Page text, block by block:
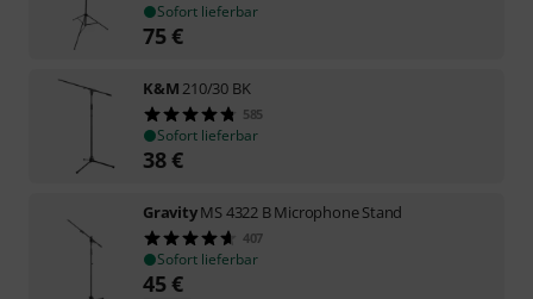
Sofort lieferbar
75€
K&M 210/30 BK
585
Sofort lieferbar
38€
GravityMS 4322 B Microphone Stand
407
Sofort lieferbar
45€